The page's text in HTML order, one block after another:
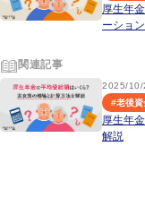
厚生年
ーショ
関連記事
2025/10/
#老後資
厚生年
解説